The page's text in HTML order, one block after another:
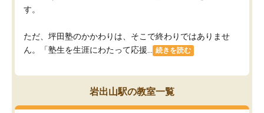
す。
ただ、坪田塾のかかわりは、そこで終わりではありませ
ん。「塾生を生涯にわたって応援...
続きを読む
岩出山駅の教室一覧